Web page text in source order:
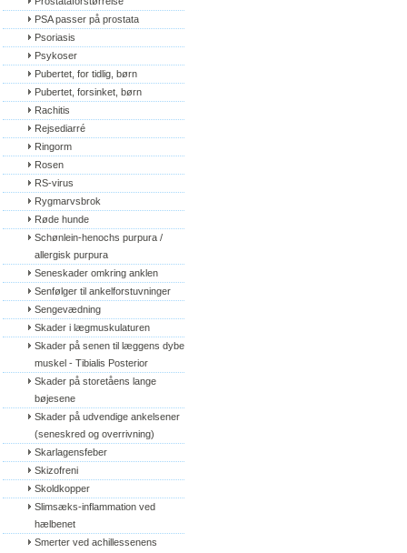
PSA passer på prostata
Psoriasis
Psykoser
Pubertet, for tidlig, børn
Pubertet, forsinket, børn
Rachitis
Rejsediarré
Ringorm
Rosen
RS-virus
Rygmarvsbrok
Røde hunde
Schønlein-henochs purpura /
allergisk purpura
Seneskader omkring anklen
Senfølger til ankelforstuvninger
Sengevædning
Skader i lægmuskulaturen
Skader på senen til læggens dybe
muskel - Tibialis Posterior
Skader på storetåens lange
bøjesene
Skader på udvendige ankelsener
(seneskred og overrivning)
Skarlagensfeber
Skizofreni
Skoldkopper
Slimsæks-inflammation ved
hælbenet
Smerter ved achillessenens